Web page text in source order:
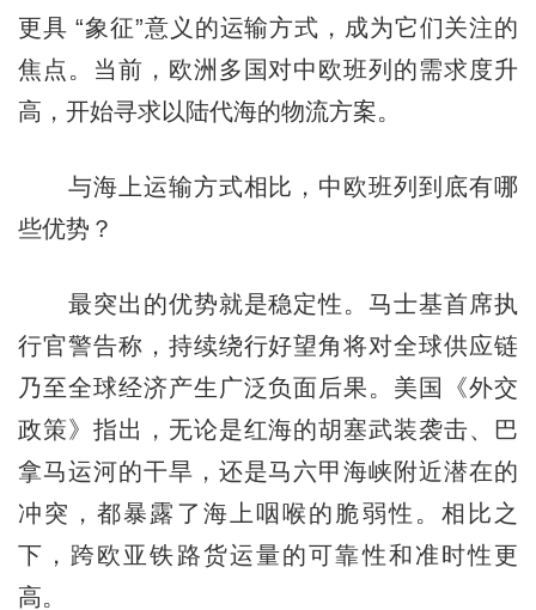
更具 “象征”意义的运输方式，成为它们关注的
焦点。当前，欧洲多国对中欧班列的需求度升
高，开始寻求以陆代海的物流方案。
与海上运输方式相比，中欧班列到底有哪
些优势？
最突出的优势就是稳定性。马士基首席执
行官警告称，持续绕行好望角将对全球供应链
乃至全球经济产生广泛负面后果。美国《外交
政策》指出，无论是红海的胡塞武装袭击、巴
拿马运河的干旱，还是马六甲海峡附近潜在的
冲突，都暴露了海上咽喉的脆弱性。相比之
下，跨欧亚铁路货运量的可靠性和准时性更
高。